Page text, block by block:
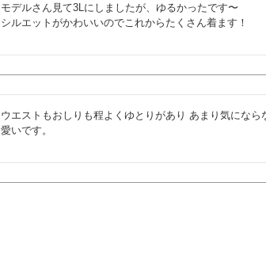
モデルさん見て3Lにしましたが、ゆるかったです〜
シルエットがかわいいのでこれからたくさん着ます！
ウエストもおしりも程よくゆとりがあり あまり気にな
愛いです。